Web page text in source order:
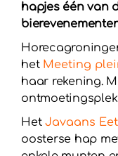
hapjes één van
het Meeting
haar rekening.
HetJavaans
oosterse hap